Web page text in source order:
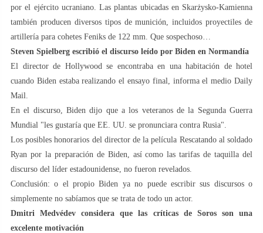
por el ejército ucraniano. Las plantas ubicadas en Skarżysko-Kamienna
también producen diversos tipos de munición, incluidos proyectiles de
artillería para cohetes Feniks de 122 mm. Que sospechoso…
Steven Spielberg escribió el discurso leído por Biden en Normandía
El director de Hollywood se encontraba en una habitación de hotel
cuando Biden estaba realizando el ensayo final, informa el medio Daily
Mail.
En el discurso, Biden dijo que a los veteranos de la Segunda Guerra
Mundial "les gustaría que EE. UU. se pronunciara contra Rusia".
Los posibles honorarios del director de la película Rescatando al soldado
Ryan por la preparación de Biden, así como las tarifas de taquilla del
discurso del líder estadounidense, no fueron revelados.
Conclusión: o el propio Biden ya no puede escribir sus discursos o
simplemente no sabíamos que se trata de todo un actor.
Dmitri Medvédev considera que las críticas de Soros son una
excelente motivación